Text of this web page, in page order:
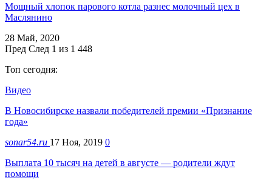
Мощный хлопок парового котла разнес молочный цех в
Маслянино
28 Май, 2020
Пред След 1 из 1 448
Топ сегодня:
Видео
В Новосибирске назвали победителей премии «Признание
года»
sonar54.ru 17 Ноя, 2019 0
Выплата 10 тысяч на детей в августе — родители ждут
помощи